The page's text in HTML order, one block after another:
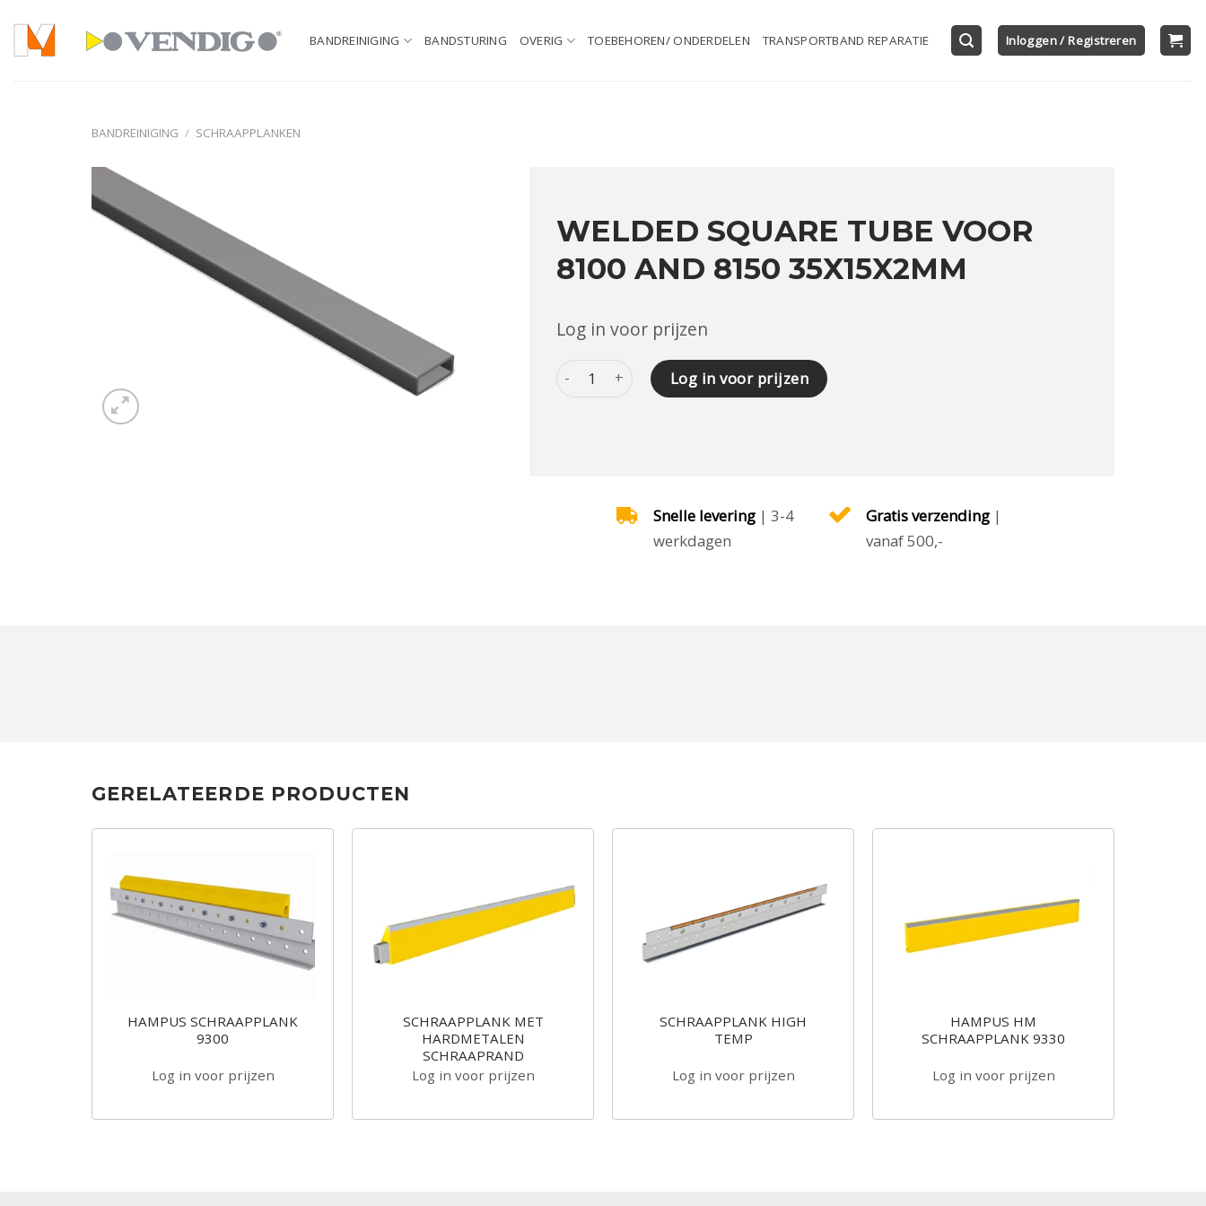
naar
inhoud
BANDREINIGING BANDSTURING OVERIG TOEBEHOREN/ ONDERDELEN TRANSPORTBAND REPARATIE Inloggen / Registreren
BANDREINIGING / SCHRAAPPLANKEN
WELDED SQUARE TUBE VOOR
8100 AND 8150 35X15X2MM
Log in voor prijzen
WELDED SQUARE TUBE VOOR 8100 AND 8150 35X15X2MM aantal
Log in voor prijzen
Snelle levering| 3-4
werkdagen
Gratis verzending|
vanaf 500,-
GERELATEERDE PRODUCTEN
HAMPUS SCHRAAPPLANK
9300
Log in voor prijzen
SCHRAAPPLANK MET
HARDMETALEN
SCHRAAPRAND
Log in voor prijzen
SCHRAAPPLANK HIGH
TEMP
Log in voor prijzen
HAMPUS HM
SCHRAAPPLANK 9330
Log in voor prijzen